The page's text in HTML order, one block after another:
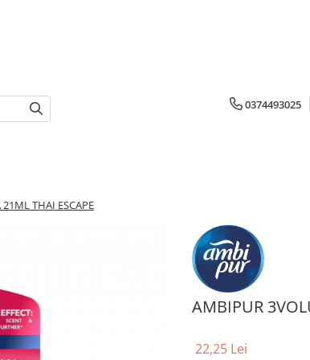
0374493025
THAI ESCAPE
AMBIPUR
22,25 Lei